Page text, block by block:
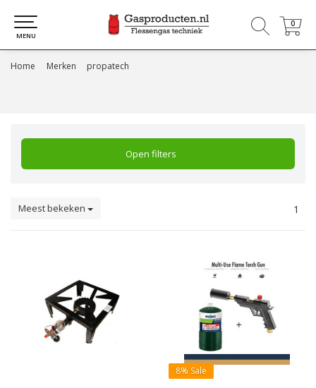
0
0
MENU
Home Merken propatech
Open filters
Meest bekeken 1
8% Sale